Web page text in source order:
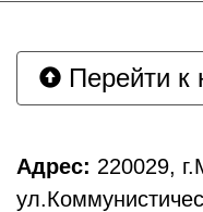
Перейти к
Адрес: 220029,